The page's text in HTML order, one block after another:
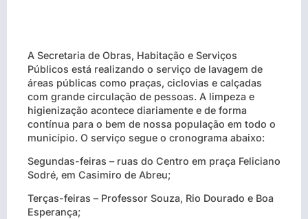
A Secretaria de Obras, Habitação e Serviços
Públicos está realizando o serviço de lavagem de
áreas públicas como praças, ciclovias e calçadas
com grande circulação de pessoas. A limpeza e
higienização acontece diariamente e de forma
contínua para o bem de nossa população em todo o
município. O serviço segue o cronograma abaixo:
Segundas-feiras – ruas do Centro em praça Feliciano
Sodré, em Casimiro de Abreu;
Terças-feiras – Professor Souza, Rio Dourado e Boa
Esperança;